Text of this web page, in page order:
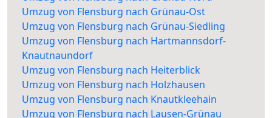
Umzug von Flensburg nach Grünau-Ost
Umzug von Flensburg nach Grünau-Siedling
Umzug von Flensburg nach Hartmannsdorf-
Knautnaundorf
Umzug von Flensburg nach Heiterblick
Umzug von Flensburg nach Holzhausen
Umzug von Flensburg nach Knautkleehain
Umzug von Flensburg nach Lausen-Grünau